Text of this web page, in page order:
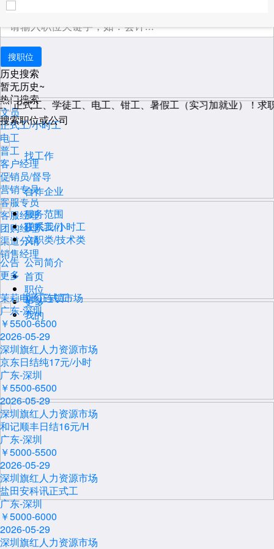
正式工、学徒工、电工、钳工、暑假工（实习加就业）！
搜索职位或公司
找工作
合作企业
联系我们
公司简介
旗红连锁市场
服务范围
正式工/小时工
文职类/技术类
公告
更多
茉莉电子正式工
广东-深圳
￥5500-6500
2026-05-29
深圳旗红人力资源市场
京东日结纯17元/小时
广东-深圳
￥5500-6500
2026-05-29
深圳旗红人力资源市场
和记顺丰日结16元/H
广东-深圳
￥5000-5500
2026-05-29
深圳旗红人力资源市场
盐田安科讯正式工
广东-深圳
￥5000-6000
2026-05-29
深圳旗红人力资源市场
职位搜索
历史搜索
暂无历史~
热门搜索
文员
正式工/小时工
电工
普工
客户经理
促销员/督导
营销专员
客服专员
客服经理
团购经理
渠道分销
销售经理
首页
职位
更多
我的